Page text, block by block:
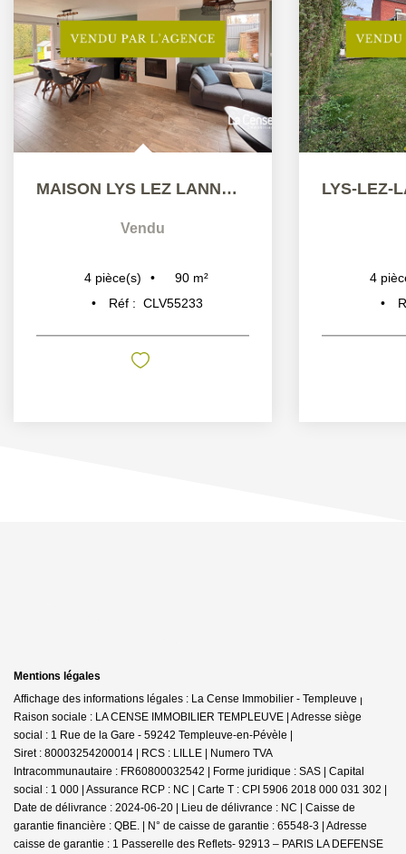
MAISON LYS LEZ LANNOY 4 PIÈCES 90 M2
Vendu
4 pièce(s) 90 m²
Réf : CLV55233
4
Mentions légales
Affichage des informations légales : La Cense Immobilier - Templeuve |
Raison sociale : LA CENSE IMMOBILIER TEMPLEUVE | Adresse siège
social : 1 Rue de la Gare - 59242 Templeuve-en-Pévèle |
Siret : 80003254200014 | RCS : LILLE | Numero TVA
Intracommunautaire : FR60800032542 | Forme juridique : SAS | Capital
social : 1 000 | Assurance RCP : NC | Carte T : CPI 5906 2018 000 031 302 |
Date de délivrance : 2024-06-20 | Lieu de délivrance : NC | Caisse de
garantie financière : QBE. | N° de caisse de garantie : 65548-3 | Adresse
caisse de garantie : 1 Passerelle des Reflets- 92913 – PARIS LA DEFENSE